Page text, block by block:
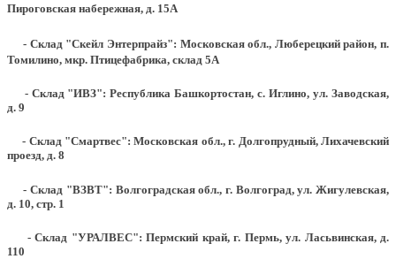
Пироговская набережная, д. 15А
- Склад "Скейл Энтерпрайз": Московская обл., Люберецкий район, п.
Томилино, мкр. Птицефабрика, склад 5А
- Склад "ИВЗ": Республика Башкортостан, с. Иглино, ул. Заводская,
д. 9
- Склад "Смартвес":Московская обл., г. Долгопрудный, Лихачевский
проезд, д. 8
- Склад "ВЗВТ": Волгоградская обл., г. Волгоград, ул. Жигулевская,
д. 10, стр. 1
- Склад "УРАЛВЕС": Пермский край, г. Пермь, ул. Ласьвинская, д.
110